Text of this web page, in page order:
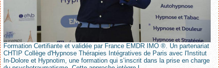
Formation Certifiante et validée par France EMDR IMO ®. Un partenariat
CHTIP Collège d'Hypnose Thérapies Intégratives de Paris avec l'Institut
In-Dolore et Hypnotim, une formation qui s’inscrit dans la prise en charge